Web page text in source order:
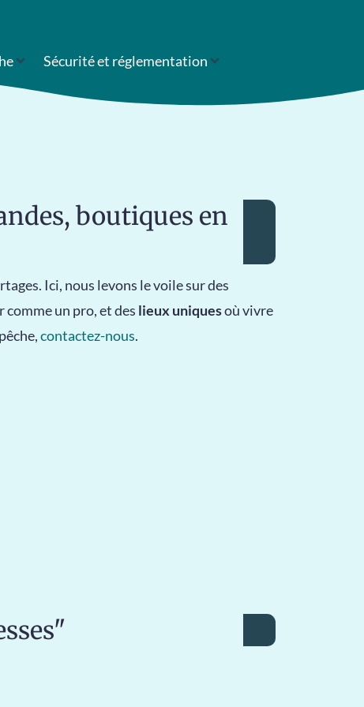
Sécurité et réglementation
boutiques en
Ici, nous levons le voile sur des
comme un pro, et des lieux uniquesoù vivre
contactez-nous.